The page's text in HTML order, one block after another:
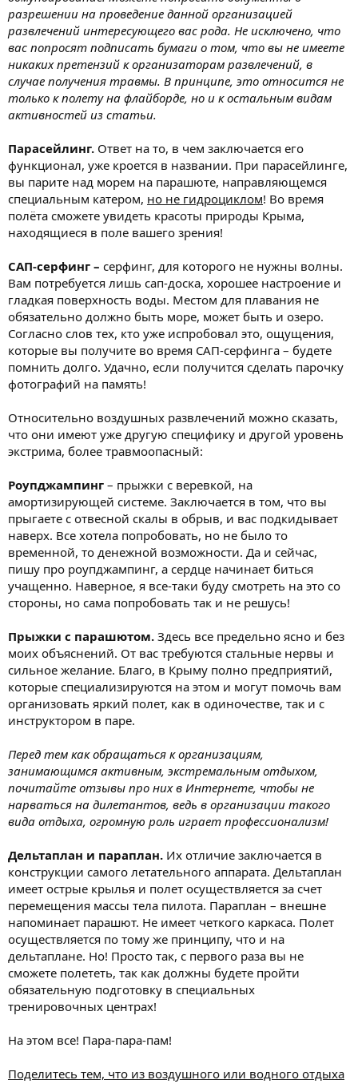
разрешении на проведение данной организацией
развлечений интересующего вас рода. Не исключено, что
вас попросят подписать бумаги о том, что вы не имеете
никаких претензий к организаторам развлечений, в
случае получения травмы. В принципе, это относится не
только к полету на флайборде, но и к остальным видам
активностей из статьи.
Парасейлинг. Ответ на то, в чем заключается его
функционал, уже кроется в названии. При парасейлинге,
вы парите над морем на парашюте, направляющемся
специальным катером, но не гидроциклом! Во время
полёта сможете увидеть красоты природы Крыма,
находящиеся в поле вашего зрения!
САП-серфинг – серфинг, для которого не нужны волны.
Вам потребуется лишь сап-доска, хорошее настроение и
гладкая поверхность воды. Местом для плавания не
обязательно должно быть море, может быть и озеро.
Согласно слов тех, кто уже испробовал это, ощущения,
которые вы получите во время САП-серфинга – будете
помнить долго. Удачно, если получится сделать парочку
фотографий на память!
Относительно воздушных развлечений можно сказать,
что они имеют уже другую специфику и другой уровень
экстрима, более травмоопасный:
Роупджампинг – прыжки с веревкой, на
амортизирующей системе. Заключается в том, что вы
прыгаете с отвесной скалы в обрыв, и вас подкидывает
наверх. Все хотела попробовать, но не было то
временной, то денежной возможности. Да и сейчас,
пишу про роупджампинг, а сердце начинает биться
учащенно. Наверное, я все-таки буду смотреть на это со
стороны, но сама попробовать так и не решусь!
Прыжки с парашютом. Здесь все предельно ясно и без
моих объяснений. От вас требуются стальные нервы и
сильное желание. Благо, в Крыму полно предприятий,
которые специализируются на этом и могут помочь вам
организовать яркий полет, как в одиночестве, так и с
инструктором в паре.
Перед тем как обращаться к организациям,
занимающимся активным, экстремальным отдыхом,
почитайте отзывы про них в Интернете, чтобы не
нарваться на дилетантов, ведь в организации такого
вида отдыха, огромную роль играет профессионализм!
Дельтаплан и параплан. Их отличие заключается в
конструкции самого летательного аппарата. Дельтаплан
имеет острые крылья и полет осуществляется за счет
перемещения массы тела пилота. Параплан – внешне
напоминает парашют. Не имеет четкого каркаса. Полет
осуществляется по тому же принципу, что и на
дельтаплане. Но! Просто так, с первого раза вы не
сможете полететь, так как должны будете пройти
обязательную подготовку в специальных
тренировочных центрах!
На этом все! Пара-пара-пам!
Поделитесь тем, что из воздушного или водного отдыха